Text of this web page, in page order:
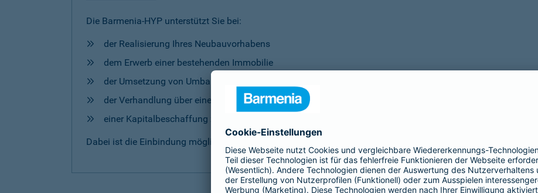
Die Barmenia-HYP unterstützt Sie bei:
der Realisierung Ihres Neubauvorhabens
dem Erwerb einer bestehenden Immobilie
der Umsetzung von Umbau- und Modernisierungsmaßnahmen
der Verhandlung über eine Anschlussfinanzierung bei Ihrer Bank
einer Kapitalbeschaffung zur freien Verwendung
Dabei ist die Einbindung möglicher genauso selbstverständlich wie die Vereinbarung individueller